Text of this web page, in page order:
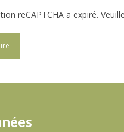
reCAPTCHA a expiré.